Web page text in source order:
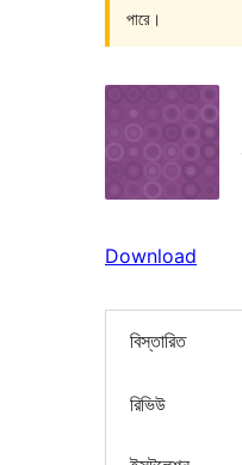
পারে।
Download
বিস্তারিত
রিভিউ